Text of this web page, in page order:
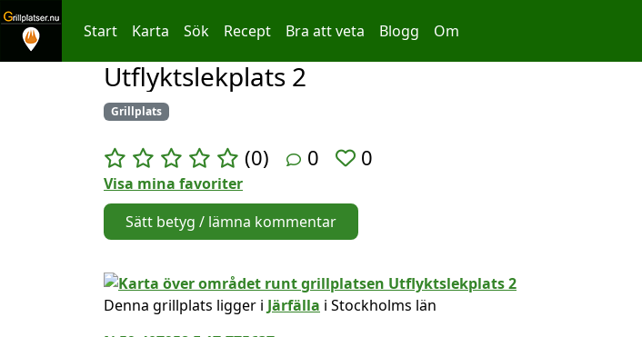
Hoppa till innehållet
Start Karta Sök Recept Bra att veta Blogg Om
Utflyktslekplats 2
Grillplats
(0) 0 0
Visa mina favoriter
Sätt betyg / lämna kommentar
Denna grillplats ligger i Järfälla i Stockholms län